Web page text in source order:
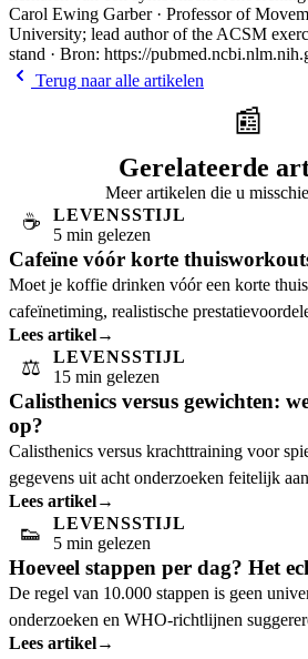
Carol Ewing Garber · Professor of
University; lead author of the ACSM
stand · Bron: https://
Terug naar alle artikelen
📰
Gerelateerde
Meer artikelen die u
☕
LEVENSSTIJL
5 min gelezen
Cafeïne vóór korte
Moet je koffie drinken vóór een korte
cafeïnetiming, realistische
belangrijker is.
Lees artikel→
⚖️
LEVENSSTIJL
15 min gelezen
Calisthenics versus gewichten:
op?
Calisthenics versus krachttraining voor
gegevens uit acht onderzoeken feitelijk
verrassende bevinding uit
Lees artikel→
👟
LEVENSSTIJL
5 min gelezen
Hoeveel stappen per dag? Het
De regel van 10.000 stappen is geen
onderzoeken en WHO-richtlijnen
stappen, leeftijd en realistische
Lees artikel→